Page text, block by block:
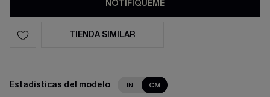
NOTIFÍQUEME
TIENDA SIMILAR
Estadísticas del modelo IN CM